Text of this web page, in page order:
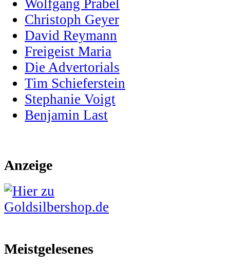
Wolfgang Prabel
Christoph Geyer
David Reymann
Freigeist Maria
Die Advertorials
Tim Schieferstein
Stephanie Voigt
Benjamin Last
Anzeige
Meistgelesenes